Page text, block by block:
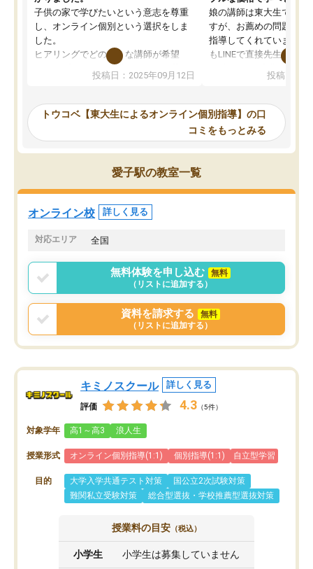
子供の家で学びたいという意志を尊重
し、オンライン個別という選択をしま
した。
ヒアリングでどのような講師が希望
か、オプションは付帯するかなど選ぶ
事が出来ました。
ーティングを行い、その講師で良いか
見てから講師を決定する事ができま
す。
うちの子は、初回面談の講師の方で決
オンラインツールを使用した単語帳の
共有があり宿題もそちらで出される形
でした。
言う事で講師変更の申し出があり、あ
まりに短期での変更だった為、塾に通
う事にして退会しました。遅れも取り
戻せ、授業内容や講師の方は良かった
と思います。
投稿日：2025年09月12日
娘の講師は東大生では無
すが、お薦めの問題集や
指導してくれています。
もLINEで直接先生に質問
めれるので、個人に合
いなのがあり(有料)、受
ことをどんなスケジュー
くか相談したのですが、
ち期待したものではなく
くなってきたようなので
投稿日：
トウコベ【東大生によるオンライン個別指導】の口
コミをもっとみる
愛子駅の教室一覧
オンライン校 詳しく見る
対応エリア 全国
無料体験を申し込む
無料
（リストに追加する）
資料を請求する
無料
（リストに追加する）
キミノスクール 詳しく見る
評価 4.3 （5件）
対象学年 高1～高3 浪人生
授業形式 オンライン個別指導(1:1) 個別指導(1:1) 自立型学習
目的 大学入学共通テスト対策
国公立2次試験対策
難関私立受験対策
総合型選抜・学校推薦型選抜対策
授業料の目安 （税込）
小学生 小学生は募集していません